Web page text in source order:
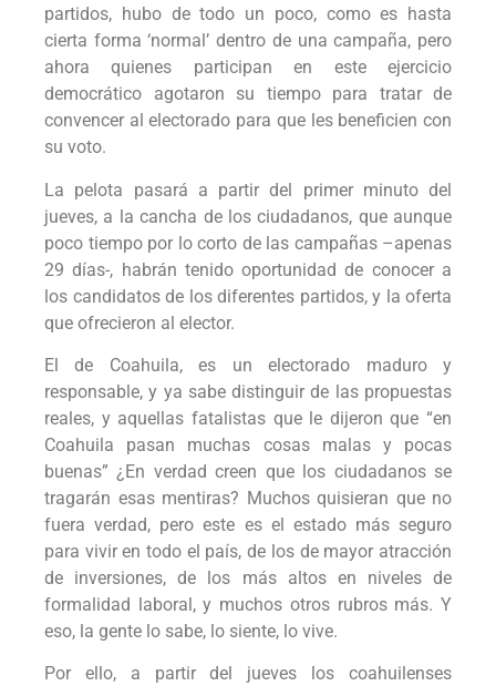
partidos, hubo de todo un poco, como es hasta
cierta forma ‘normal’ dentro de una campaña, pero
ahora quienes participan en este ejercicio
democrático agotaron su tiempo para tratar de
convencer al electorado para que les beneficien con
su voto.
La pelota pasará a partir del primer minuto del
jueves, a la cancha de los ciudadanos, que aunque
poco tiempo por lo corto de las campañas –apenas
29 días-, habrán tenido oportunidad de conocer a
los candidatos de los diferentes partidos, y la oferta
que ofrecieron al elector.
El de Coahuila, es un electorado maduro y
responsable, y ya sabe distinguir de las propuestas
reales, y aquellas fatalistas que le dijeron que “en
Coahuila pasan muchas cosas malas y pocas
buenas” ¿En verdad creen que los ciudadanos se
tragarán esas mentiras? Muchos quisieran que no
fuera verdad, pero este es el estado más seguro
para vivir en todo el país, de los de mayor atracción
de inversiones, de los más altos en niveles de
formalidad laboral, y muchos otros rubros más. Y
eso, la gente lo sabe, lo siente, lo vive.
Por ello, a partir del jueves los coahuilenses